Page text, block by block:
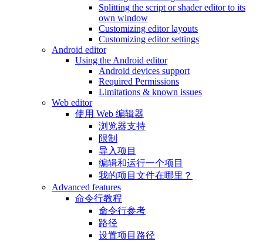
Splitting the script or shader editor to its
own window
Customizing editor layouts
Customizing editor settings
Android editor
Using the Android editor
Android devices support
Required Permissions
Limitations & known issues
Web editor
使用 Web 编辑器
浏览器支持
限制
导入项目
编辑和运行一个项目
我的项目文件在哪里？
Advanced features
命令行教程
命令行参考
路径
设置项目路径